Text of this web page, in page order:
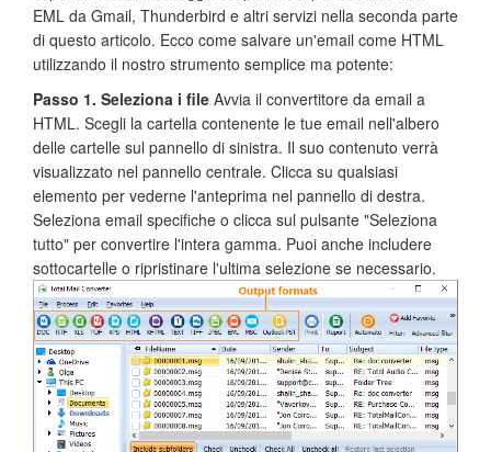
EML da Gmail, Thunderbird e altri servizi nella seconda parte
di questo articolo. Ecco come salvare un'email come HTML
utilizzando il nostro strumento semplice ma potente:
Passo 1. Seleziona i file Avvia il convertitore da email a
HTML. Scegli la cartella contenente le tue email nell'albero
delle cartelle sul pannello di sinistra. Il suo contenuto verrà
visualizzato nel pannello centrale. Clicca su qualsiasi
elemento per vederne l'anteprima nel pannello di destra.
Seleziona email specifiche o clicca sul pulsante "Seleziona
tutto" per convertire l'intera gamma. Puoi anche includere
sottocartelle o ripristinare l'ultima selezione se necessario.